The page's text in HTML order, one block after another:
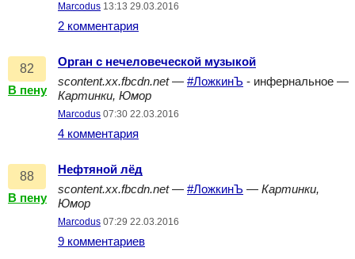
Marcodus 13:13 29.03.2016
2 комментария
82
В пену
Орган с нечеловеческой музыкой
scontent.xx.fbcdn.net— #ЛожкинЪ - инфернальное —
Картинки, Юмор
Marcodus 07:30 22.03.2016
4 комментария
88
В пену
Нефтяной лёд
scontent.xx.fbcdn.net— #ЛожкинЪ — Картинки,
Юмор
Marcodus 07:29 22.03.2016
9 комментариев